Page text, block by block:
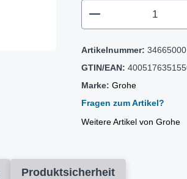
Artikelnummer: 34665000
GTIN/EAN:
Marke: Grohe
Fragen zum Artikel?
Weitere Artikel von Grohe
Produktsicherheit